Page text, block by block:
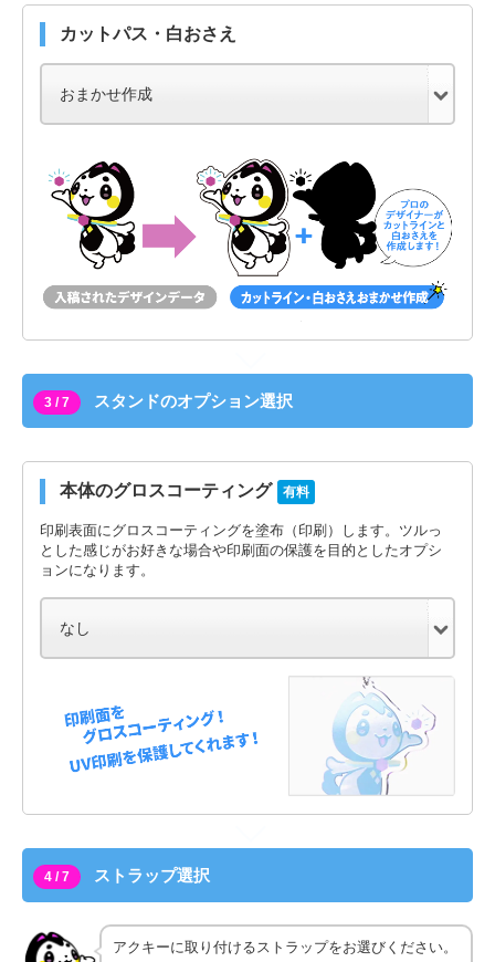
カットパス・白おさえ
3 / 7 スタンドのオプション選択
本体のグロスコーティング 有料
印刷表面にグロスコーティングを塗布（印刷）します。ツルっ
とした感じがお好きな場合や印刷面の保護を目的としたオプシ
ョンになります。
4 / 7 ストラップ選択
アクキーに取り付けるストラップをお選びください。